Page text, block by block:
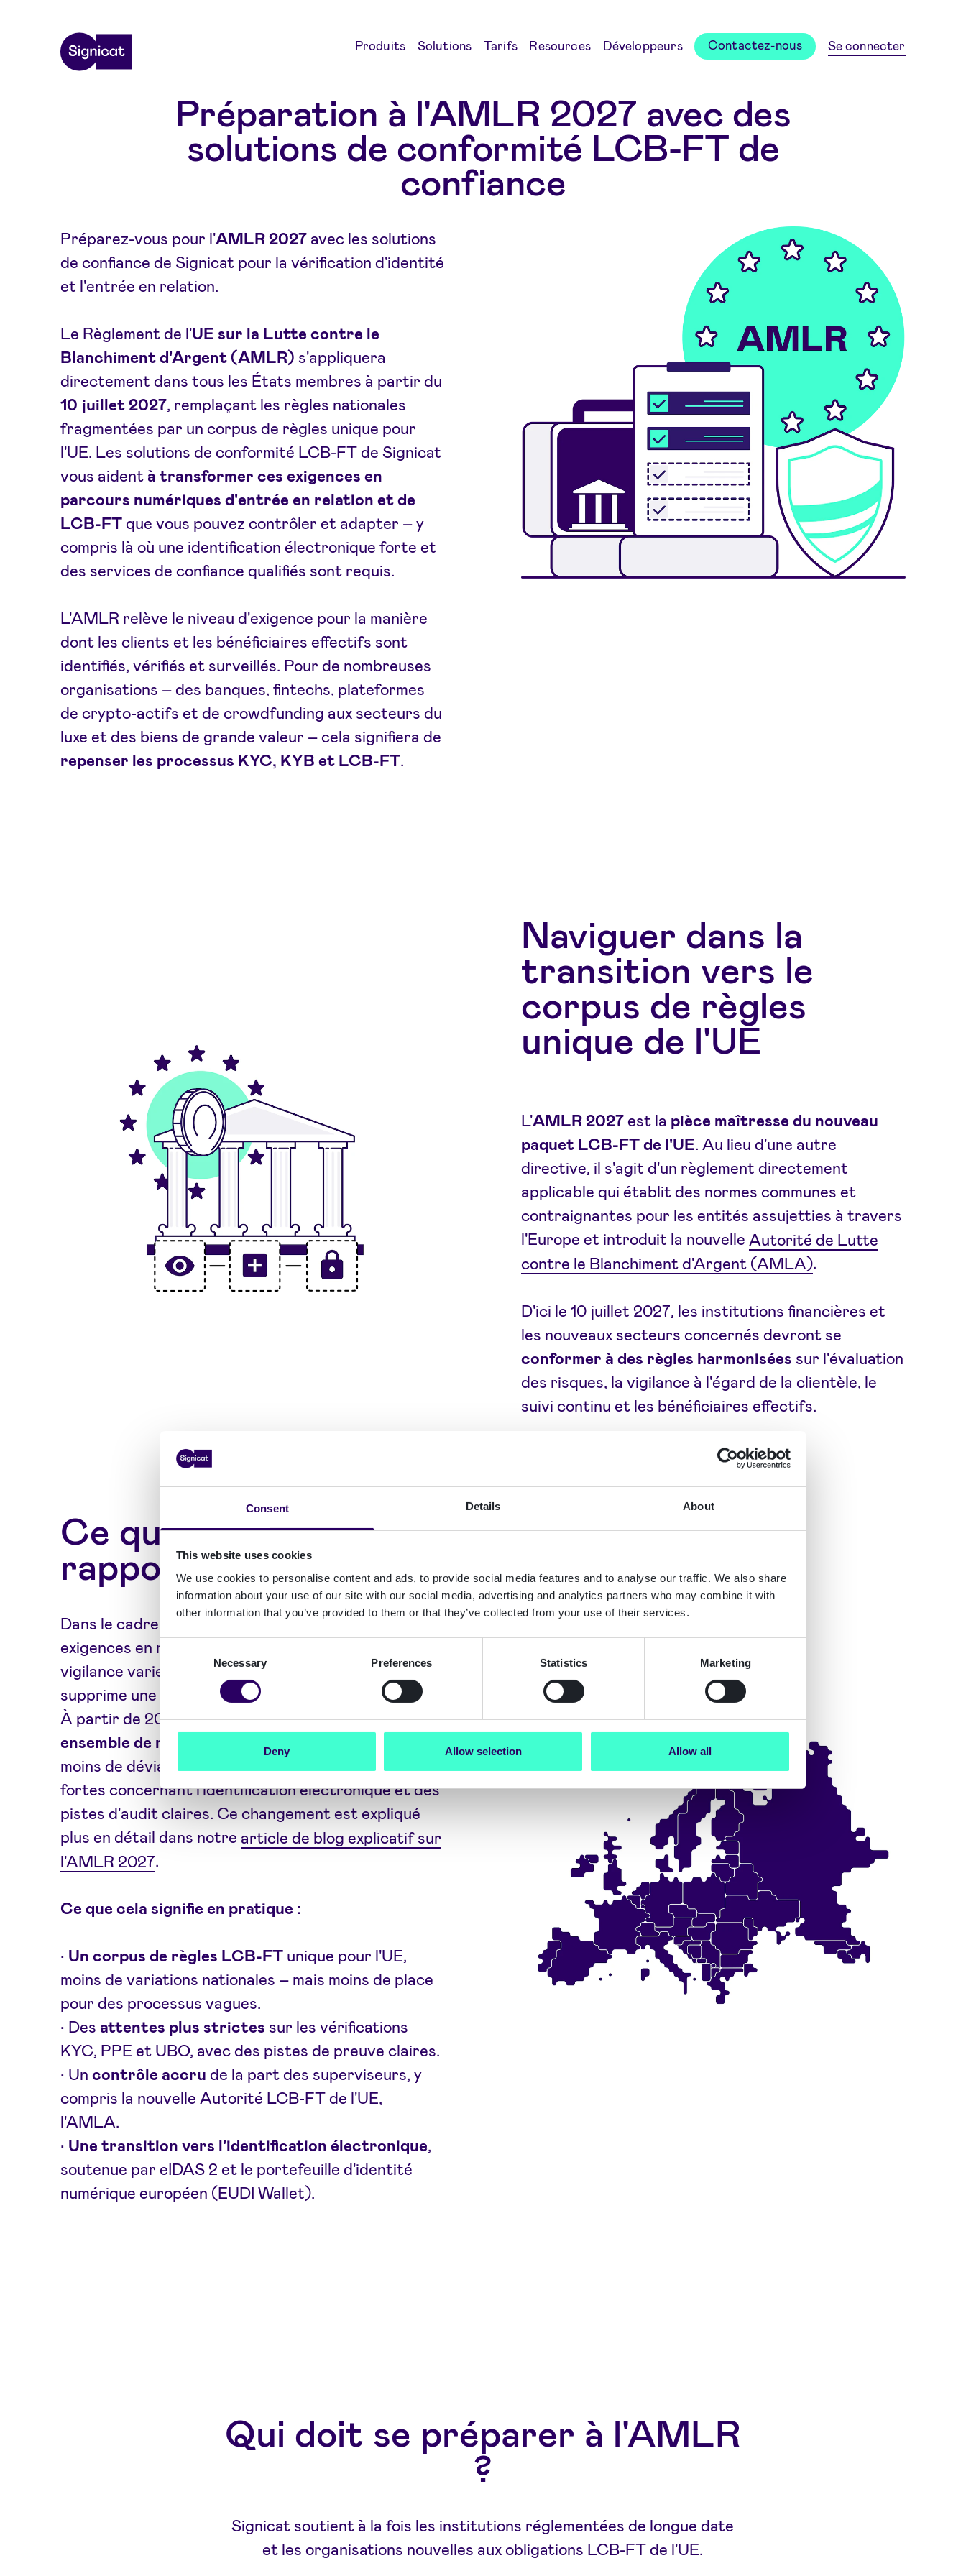
Consent Details About
This website uses cookies
We use cookies to personalise content and ads, to provide social media features and to analyse our traffic. We also share
information about your use of our site with our social media, advertising and analytics partners who may combine it with
other information that you’ve provided to them or that they’ve collected from your use of their services.
Consent
Necessary Preferences Statistics Marketing
Deny Allow selection Allow all
Produits Solutions Tarifs Resources Développeurs Contactez-nous Se connecter
Préparation à l'AMLR 2027 avec des
solutions de conformité LCB-FT de
confiance
Préparez-vous pour l'AMLR 2027 avec les solutions
de confiance de Signicat pour la vérification d'identité
et l'entrée en relation.
Le Règlement de l'UE sur la Lutte contre le
Blanchiment d'Argent (AMLR) s'appliquera
directement dans tous les États membres à partir du
10 juillet 2027, remplaçant les règles nationales
fragmentées par un corpus de règles unique pour
l'UE. Les solutions de conformité LCB-FT de Signicat
vous aident à transformer ces exigences en
parcours numériques d'entrée en relation et de
LCB-FTque vous pouvez contrôler et adapter – y
compris là où une identification électronique forte et
des services de confiance qualifiés sont requis.
L'AMLR relève le niveau d'exigence pour la manière
dont les clients et les bénéficiaires effectifs sont
identifiés, vérifiés et surveillés. Pour de nombreuses
organisations – des banques, fintechs, plateformes
de crypto-actifs et de crowdfunding aux secteurs du
luxe et des biens de grande valeur – cela signifiera de
repenser les processus KYC, KYB et LCB-FT.
Naviguer dans la
transition vers le
corpus de règles
unique de l'UE
L'AMLR 2027est la pièce maîtresse du nouveau
paquet LCB-FT de l'UE. Au lieu d'une autre
directive, il s'agit d'un règlement directement
applicable qui établit des normes communes et
contraignantes pour les entités assujetties à travers
l'Europe et introduit la nouvelle Autorité de Lutte
contre le Blanchiment d'Argent (AMLA).
D'ici le 10 juillet 2027, les institutions financières et
les nouveaux secteurs concernés devront se
conformer à des règles harmonisées sur l'évaluation
des risques, la vigilance à l'égard de la clientèle, le
suivi continu et les bénéficiaires effectifs.
Ce qui change par
rapport à aujourd'hui
Dans le cadre des directives LCB-FT actuelles, les
exigences en matière d'entrée en relation et de
vigilance varient d'un pays à l'autre. L'AMLR
supprime une grande partie de cette fragmentation.
À partir de 2027, les entités assujetties suivront un
ensemble de règles harmonisées
moins de déviations locales, et des attentes plus
fortes concernant l'identification électronique et des
pistes d'audit claires. Ce changement est expliqué
plus en détail dans notre article de blog explicatif sur
l'AMLR 2027.
Ce que cela signifie en pratique :
• Un corpus de règles LCB-FT unique pour l'UE,
moins de variations nationales – mais moins de place
pour des processus vagues.
• Des attentes plus strictes sur les vérifications
KYC, PPE et UBO, avec des pistes de preuve claires.
• Uncontrôle accru de la part des superviseurs, y
compris la nouvelle Autorité LCB-FT de l'UE,
l'AMLA.
• Une transition vers l'identification électronique,
soutenue par eIDAS 2 et le portefeuille d'identité
numérique européen (EUDI Wallet).
Qui doit se préparer à l'AMLR
?
Signicat soutient à la fois les institutions réglementées de longue date
et les organisations nouvelles aux obligations LCB-FT de l'UE.